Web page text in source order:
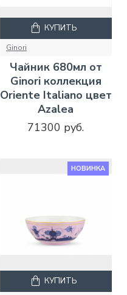
Ginori
Чайник 680мл от
Ginori коллекция
Oriente Italiano цвет
Azalea
71300 руб.
КУПИТЬ
НОВИНКА
КУПИТЬ